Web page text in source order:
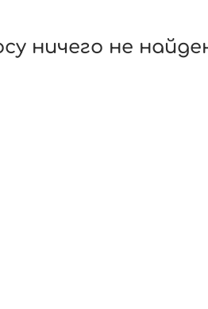
ничего не